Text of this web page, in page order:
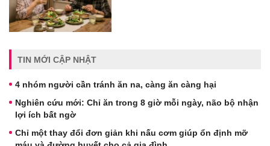
TIN MỚI CẬP NHẬT
4 nhóm người cần tránh ăn na, càng ăn càng hại
Nghiên cứu mới: Chỉ ăn trong 8 giờ mỗi ngày, não bộ nhận
lợi ích bất ngờ
Chỉ một thay đổi đơn giản khi nấu cơm giúp ổn định mỡ